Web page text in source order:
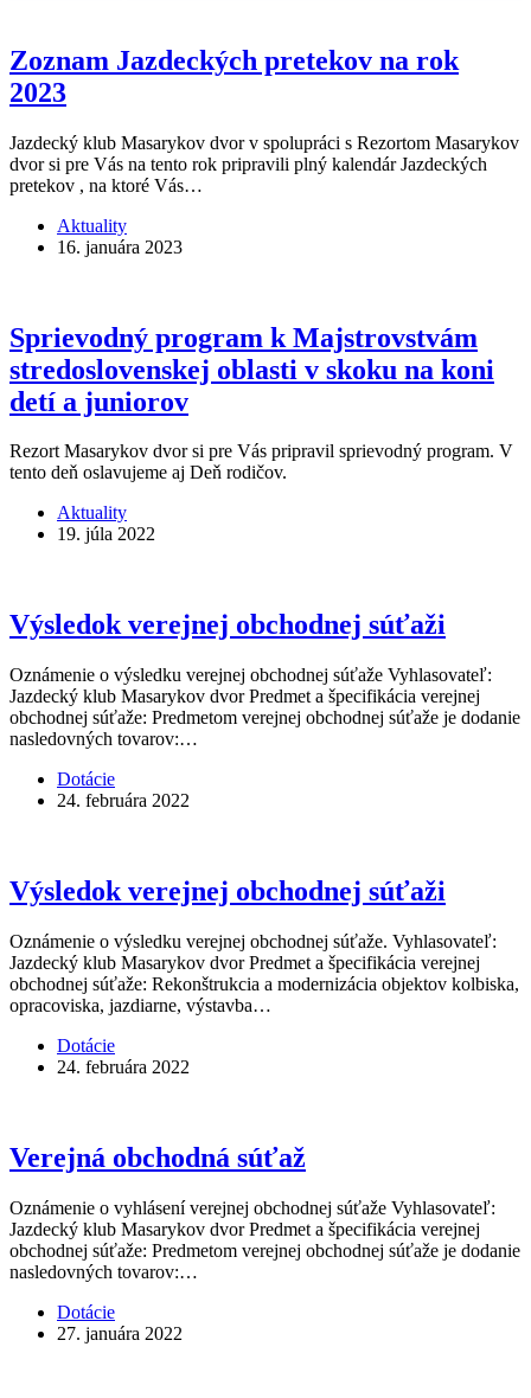
Zoznam Jazdeckých pretekov na rok
2023
Jazdecký klub Masarykov dvor v spolupráci s Rezortom Masarykov
dvor si pre Vás na tento rok pripravili plný kalendár Jazdeckých
pretekov , na ktoré Vás…
Aktuality
16. januára 2023
Sprievodný program k Majstrovstvám
stredoslovenskej oblasti v skoku na koni
detí a juniorov
Rezort Masarykov dvor si pre Vás pripravil sprievodný program. V
tento deň oslavujeme aj Deň rodičov.
Aktuality
19. júla 2022
Výsledok verejnej obchodnej súťaži
Oznámenie o výsledku verejnej obchodnej súťaže Vyhlasovateľ:
Jazdecký klub Masarykov dvor Predmet a špecifikácia verejnej
obchodnej súťaže: Predmetom verejnej obchodnej súťaže je dodanie
nasledovných tovarov:…
Dotácie
24. februára 2022
Výsledok verejnej obchodnej súťaži
Oznámenie o výsledku verejnej obchodnej súťaže. Vyhlasovateľ:
Jazdecký klub Masarykov dvor Predmet a špecifikácia verejnej
obchodnej súťaže: Rekonštrukcia a modernizácia objektov kolbiska,
opracoviska, jazdiarne, výstavba…
Dotácie
24. februára 2022
Verejná obchodná súťaž
Oznámenie o vyhlásení verejnej obchodnej súťaže Vyhlasovateľ:
Jazdecký klub Masarykov dvor Predmet a špecifikácia verejnej
obchodnej súťaže: Predmetom verejnej obchodnej súťaže je dodanie
nasledovných tovarov:…
Dotácie
27. januára 2022